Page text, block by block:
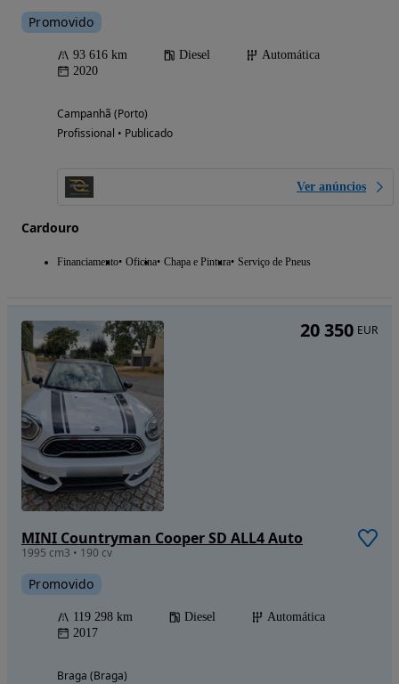
Promovido
93 616 km Diesel
Automática
2020
Campanhã (Porto)
Profissional • Publicado
Ver anúncios
Cardouro
Financiamento Oficina Chapa e Pintura Serviço de Pneus
MINI Countryman Cooper SD ALL4 Auto
1995 cm3 • 190 cv
Promovido
119 298 km Diesel
Automática
2017
Braga (Braga)
20 350 EUR